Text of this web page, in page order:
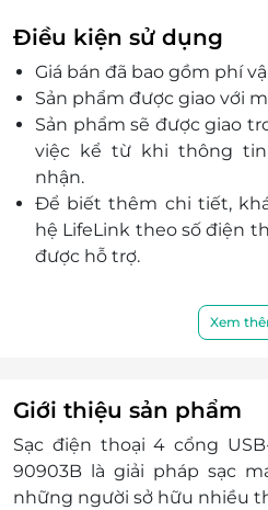
quản lý quá trình sạc.
Thiết kế nhỏ gọn, dễ
chuyển hoặc bố trí trên
gọn gàng và ngăn nắp.
Tương thích với nhiều
khác nhau, từ laptop,
đến các thiết bị hỗ trợ
nhu cầu sạc đa dạng của
Điều kiện sử dụng
Giá bán đã bao gồm phí
Sản phẩm được giao với
Sản phẩm sẽ được giao
việc kể từ khi thông
nhận.
Để biết thêm chi tiết,
hệ LifeLink theo số điện
được hỗ trợ.
Xem
Giới thiệu sản phẩm
Sạc điện thoại 4 cổng
90903B là giải pháp sạc
những người sở hữu nhiều